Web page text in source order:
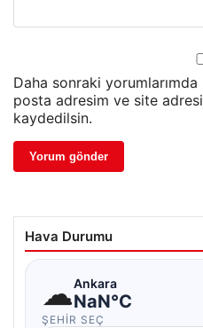
Daha sonraki yorumlarımda
posta adresim ve site
kaydedilsin.
Hava Durumu
☁Ankara
NaN°C
ŞEHIR SEÇ